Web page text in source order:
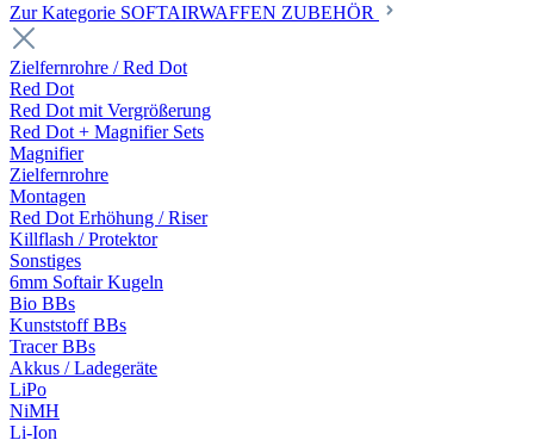
Zur Kategorie SOFTAIRWAFFEN ZUBEHÖR
Zielfernrohre / Red Dot
Red Dot
Red Dot mit Vergrößerung
Red Dot + Magnifier Sets
Magnifier
Zielfernrohre
Montagen
Red Dot Erhöhung / Riser
Killflash / Protektor
Sonstiges
6mm Softair Kugeln
Bio BBs
Kunststoff BBs
Tracer BBs
Akkus / Ladegeräte
LiPo
NiMH
Li-Ion